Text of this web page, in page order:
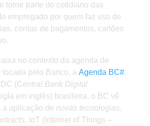
torne parte do cotidiano das
empregado por quem faz uso de
contas de pagamentos, cartões
no contexto da agenda de
tocada pelo Banco, a Agenda BC#.
(Central Bank Digital
em inglês) brasileira, o BC vê
a aplicação de novas tecnologias,
IoT (Internet of Things –